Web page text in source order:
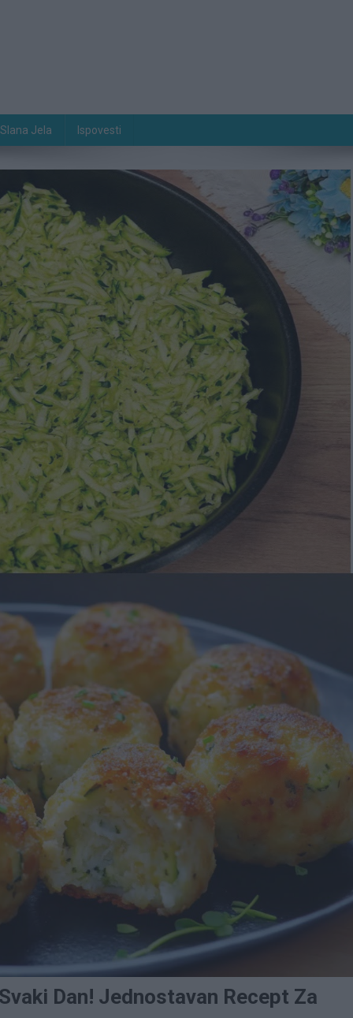
Slana Jela Ispovesti
Dan! Jednostavan Recept Za